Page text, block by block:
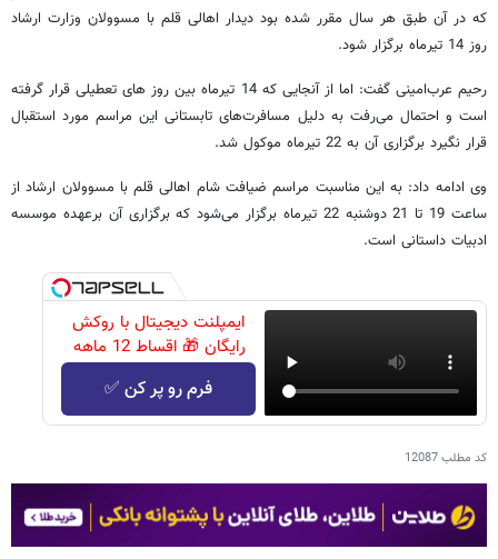
که در آن طبق هر سال مقرر شده بود دیدار اهالی قلم با مسوولان وزارت ارشاد
روز 14 تیرماه برگزار شود.
رحیم عرب‌امینی گفت: اما از آنجایی که 14 تیرماه بین روز های تعطیلی قرار گرفته
است و احتمال می‌رفت به دلیل مسافرت‌های تابستانی این مراسم مورد استقبال
قرار نگیرد برگزاری آن به 22 تیرماه موکول شد.
وی ادامه داد: به این مناسبت مراسم ضیافت شام اهالی قلم با مسوولان ارشاد از
ساعت 19 تا 21 دوشنبه 22 تیرماه برگزار می‌شود که برگزاری آن برعهده موسسه
ادبیات داستانی است.
ایمپلنت دیجیتال با روکش
رایگان 🎁 اقساط 12 ماهه
فرم رو پر کن ✅
کد مطلب12087